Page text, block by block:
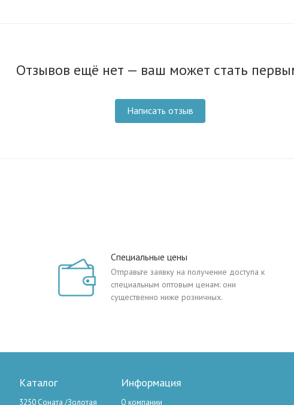
Отзывов ещё нет — ваш может стать
Написать отзыв
Специальные цены
Отправьте заявку на получение доступа к
специальным оптовым ценам: они
существенно ниже розничных.
Каталог
3250 Соната /Золотая
Информация
О компании